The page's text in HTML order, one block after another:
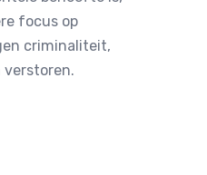
focus op
criminaliteit,
verstoren.